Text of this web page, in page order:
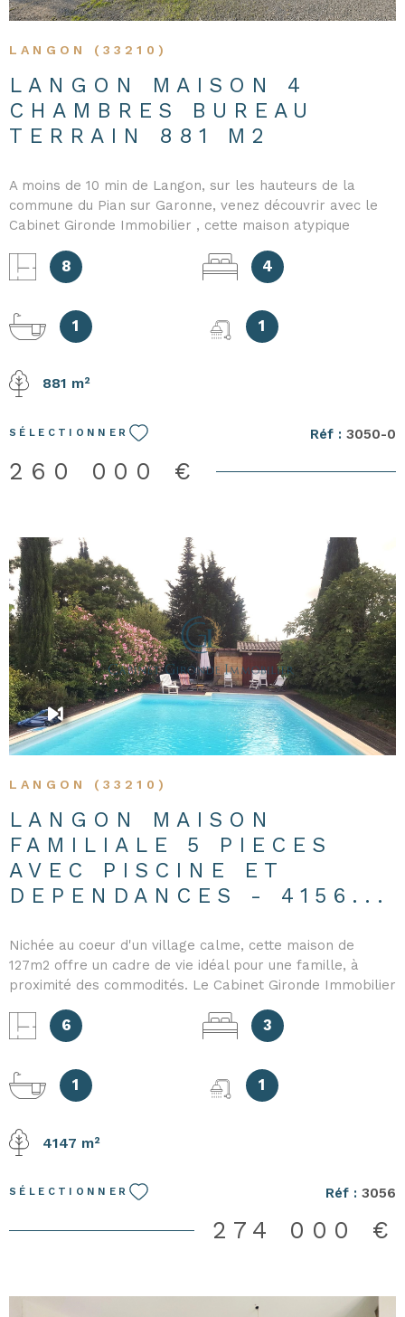
LANGON (33210)
LANGON MAISON 4
CHAMBRES BUREAU
TERRAIN 881 M2
A moins de 10 min de Langon, sur les hauteurs de la
commune du Pian sur Garonne, venez découvrir avec le
Cabinet Gironde Immobilier , cette maison atypique
cuisine ouverte sur une pièce à vivre très lumineuse avec
son poêle à granulés, d'une suite parentale avec salle
pallier dessert un bureau, deux chambres, un cellier, une
salle de bains et un second WC. Au premier étage, une
dégagée complète cet ensemble. Les risques auxquels ce
georisques.gouv.fr.
8 4
1 1
881 m²
SÉLECTIONNER Réf : 3050-0
260 000 €
LANGON (33210)
LANGON MAISON
FAMILIALE 5 PIECES
AVEC PISCINE ET
DEPENDANCES - 4156...
Nichée au coeur d'un village calme, cette maison de
127m2 offre un cadre de vie idéal pour une famille, à
proximité des commodités. Le Cabinet Gironde Immobilier
salon lumineux avec poêle à granulés et sa cuisine
ouverte entièrement équipée, une salle d'eau et un WC. A
chambres dont 2 avec placards, un bureau, une salle de
bains et un WC séparé. A l'extérieur : 2 terrasses
de bois, cabine, douche et WC, entièrement clôturée pour
parcelle généreuse d'environ 4156 m2, idéale pour
profiter du jardin, du potager ou d'activvités en plein air.
Une dépendance de grande surface avec possibilité de
réhabilitation en habitation, parfait pour un projet familial
commerces et des écoles, un espace extérieur optimisé
6 3
1 1
4147 m²
SÉLECTIONNER Réf : 3056
274 000 €
VOIR LE BIEN